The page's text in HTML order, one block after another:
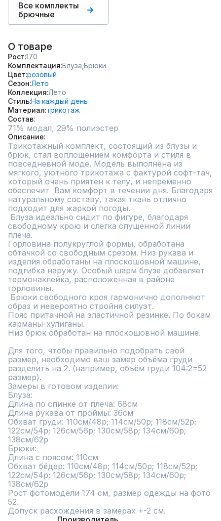
Все комплекты
брючные
О товаре
Рост 170
Комплектация Блуза, Брюки
Цвет розовый
Сезон Лето
Коллекция Лето
СтильНа каждый день
Материал трикотаж
Состав
Описание
Трикотажный комплект, состоящий из блузы и
брюк, стал воплощением комфорта и стиля в
повседневной моде. Модель выполнена из
мягкого, уютного трикотажа с фактурой софт-тач,
который очень приятен к телу, и непременно
обеспечит  Вам комфорт в течении дня. Благодаря
натуральному составу, такая ткань отлично
подходит для жаркой погоды.
свободному крою и слегка спущенной линии
плеча.
Горловина полукруглой формы, обработана
обтачкой со свободным срезом. Низ рукава и
изделия обработаны на плоскошовной машине,
подгибка наружу. Особый шарм блузе добавляет
термонаклейка, расположенная в районе
горловины.
образ и невероятно стройня силуэт.
Пояс притачной на эластичной резинке. По бокам
карманы-хулиганы.
Низ брюк обработан на плоскошовной машине.
Для того, чтобы правильно подобрать свой
размер, необходимо ваш замер объёма груди
разделить на 2. (например, объём груди 104:2=52
размер).
Замеры в готовом изделии:
Блуза:
Длина по спинке от плеча: 68см
Длина рукава от проймы: 36см
Обхват груди: 110см/48р; 114см/50р; 118см/52р;
122см/54р; 126см/56р; 130см/58р; 134см/60р;
138см/62р
Брюки:
Длина с поясом: 110см
Обхват бёдер: 110см/48р; 114см/50р; 118см/52р;
122см/54р; 126см/56р; 130см/58р; 134см/60р;
138см/62р
Рост фотомодели 174 см, размер одежды на фото
52.
Допуск расхождения в замерах +-2 см.